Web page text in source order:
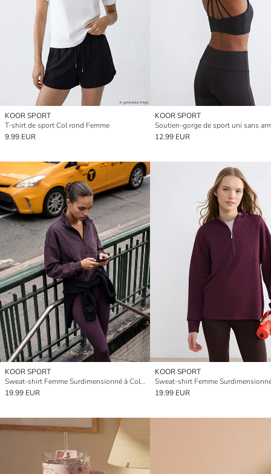
KOOR SPORT
T-shirt de sport Col rond Femme
9.99 EUR
KOOR SPORT
12.99 EUR
KOOR SPORT
Sweat-shirt Femme Surdimensionné à Col Montant Toucher Doux
19.99 EUR
KOOR SPORT
19.99 EUR